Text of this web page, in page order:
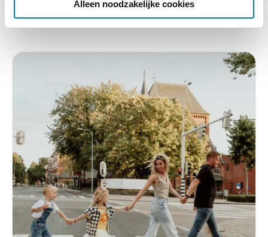
Alleen noodzakelijke cookies